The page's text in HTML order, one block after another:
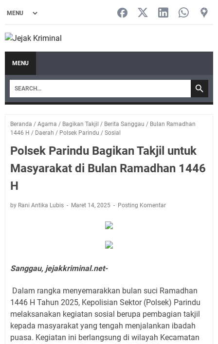
MENU
Beranda / Agama / Bagikan Takjil / Berita Sanggau / Bulan Ramadhan
1446 H / Daerah / Polsek Parindu / Sosial
Polsek Parindu Bagikan Takjil untuk
Masyarakat di Bulan Ramadhan 1446
H
by Rani Antika Lubis Maret 14, 2025 Posting Komentar
Sanggau, jejakkriminal.net-
Dalam rangka menyemarakkan bulan suci Ramadhan
1446 H Tahun 2025, Kepolisian Sektor (Polsek) Parindu
melaksanakan kegiatan sosial berupa pembagian takjil
kepada masyarakat yang tengah menjalankan ibadah
puasa. Kegiatan ini berlangsung di wilayah Kecamatan